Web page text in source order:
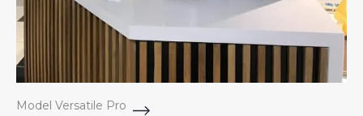
Model Versatile Pro